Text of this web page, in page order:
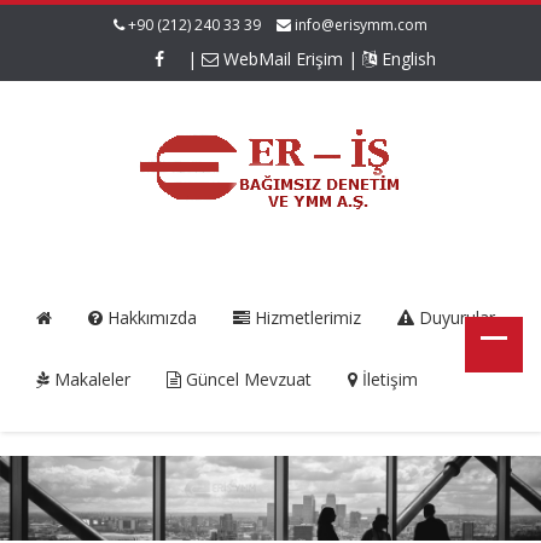
+90 (212) 240 33 39 info@erisymm.com
| WebMail Erişim | English
Hakkımızda Hizmetlerimiz Duyurular
Makaleler Güncel Mevzuat İletişim